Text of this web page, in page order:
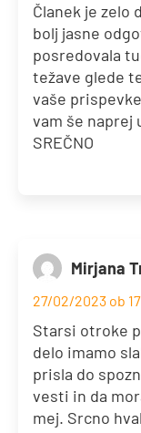
Članek je zelo
bolj jasne
posredovala
težave glede
vaše
vam še naprej
SREČNO
Mirjana
27/02/2023 ob
Starsi otroke
delo imamo
prisla do
vesti in da
mej. Srcno